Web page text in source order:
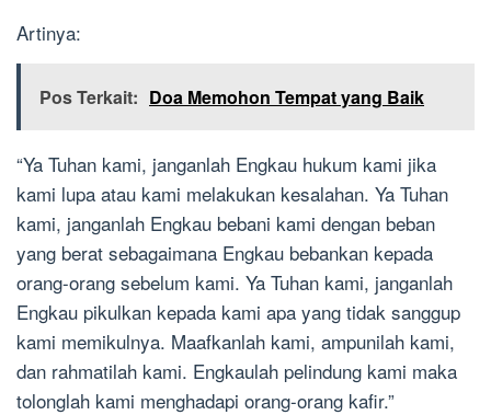
Artinya:
Pos Terkait: Doa Memohon Tempat yang Baik
“Ya Tuhan kami, janganlah Engkau hukum kami jika
kami lupa atau kami melakukan kesalahan. Ya Tuhan
kami, janganlah Engkau bebani kami dengan beban
yang berat sebagaimana Engkau bebankan kepada
orang-orang sebelum kami. Ya Tuhan kami, janganlah
Engkau pikulkan kepada kami apa yang tidak sanggup
kami memikulnya. Maafkanlah kami, ampunilah kami,
dan rahmatilah kami. Engkaulah pelindung kami maka
tolonglah kami menghadapi orang-orang kafir.”